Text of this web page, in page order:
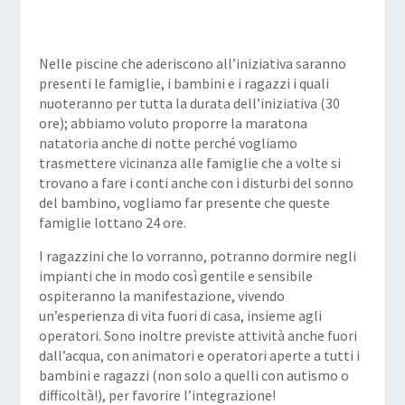
Nelle piscine che aderiscono all’iniziativa saranno
presenti le famiglie, i bambini e i ragazzi i quali
nuoteranno per tutta la durata dell’iniziativa (30
ore); abbiamo voluto proporre la maratona
natatoria anche di notte perché vogliamo
trasmettere vicinanza alle famiglie che a volte si
trovano a fare i conti anche con i disturbi del sonno
del bambino, vogliamo far presente che queste
famiglie lottano 24 ore.
I ragazzini che lo vorranno, potranno dormire negli
impianti che in modo così gentile e sensibile
ospiteranno la manifestazione, vivendo
un’esperienza di vita fuori di casa, insieme agli
operatori. Sono inoltre previste attività anche fuori
dall’acqua, con animatori e operatori aperte a tutti i
bambini e ragazzi (non solo a quelli con autismo o
difficoltà!), per favorire l’integrazione!